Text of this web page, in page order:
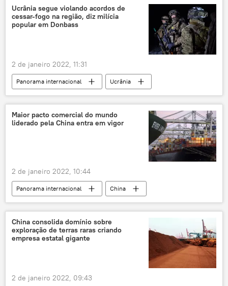
eleições Hamilton Mourão
Ucrânia segue violando acordos de
cessar-fogo na região, diz milícia
popular em Donbass
2 de janeiro 2022, 11:31
Panorama internacional
Ucrânia
Donbass
cessar-fogo
leste da Ucrânia
Europa
Maior pacto comercial do mundo
liderado pela China entra em vigor
2 de janeiro 2022, 10:44
Panorama internacional
China
comércio
acordo comercial pacto
China consolida domínio sobre
exploração de terras raras criando
empresa estatal gigante
2 de janeiro 2022, 09:43